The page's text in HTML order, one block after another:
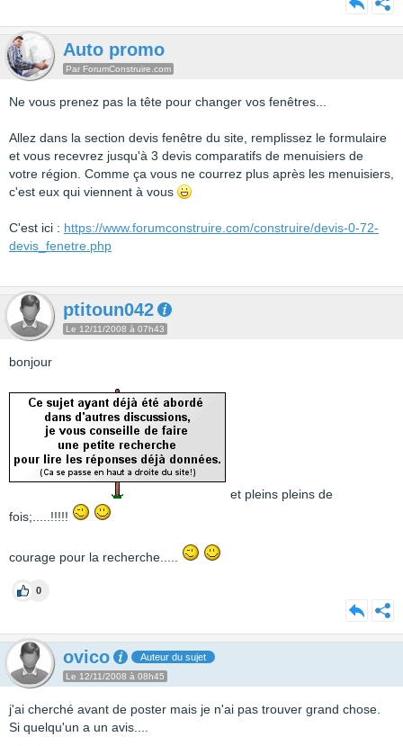
Auto promo
Par ForumConstruire.com
Ne vous prenez pas la tête pour changer vos fenêtres...
Allez dans la section devis fenêtre du site, remplissez le formulaire
et vous recevrez jusqu'à 3 devis comparatifs de menuisiers de
votre région. Comme ça vous ne courrez plus après les menuisiers,
c'est eux qui viennent à vous
C'est ici : https://www.forumconstruire.com/construire/devis-0-72-
devis_fenetre.php
ptitoun042
Le 12/11/2008 à 07h43
bonjour
et pleins pleins de
fois;.....!!!!!
courage pour la recherche.....
0
ovico Auteur du sujet
Le 12/11/2008 à 08h45
j'ai cherché avant de poster mais je n'ai pas trouver grand chose.
Si quelqu'un a un avis....